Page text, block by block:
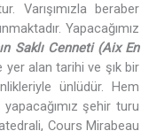
Varışımızla beraber
Yapacağımız
Saklı Cenneti (Aix En
alan tarihi ve şık bir
ünlüdür. Hem
şehir turu
Cours Mirabeau